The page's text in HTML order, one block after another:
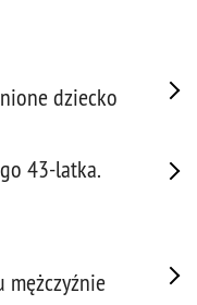
dziecko
43-latka.